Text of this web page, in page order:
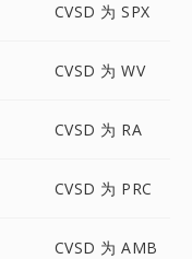
CVSD 为 SPX
CVSD 为 WV
CVSD 为 RA
CVSD 为 PRC
CVSD 为 AMB